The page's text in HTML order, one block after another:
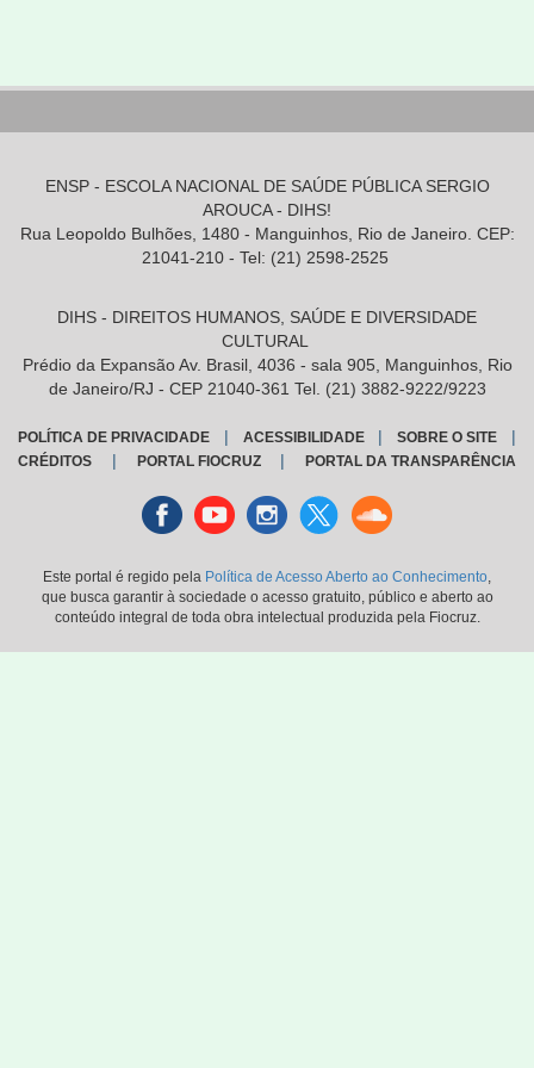
ENSP - ESCOLA NACIONAL DE SAÚDE PÚBLICA SERGIO
AROUCA - DIHS!
Rua Leopoldo Bulhões, 1480 - Manguinhos, Rio de Janeiro. CEP:
21041-210 - Tel: (21) 2598-2525
DIHS - DIREITOS HUMANOS, SAÚDE E DIVERSIDADE
CULTURAL
Prédio da Expansão Av. Brasil, 4036 - sala 905, Manguinhos, Rio
de Janeiro/RJ - CEP 21040-361 Tel. (21) 3882-9222/9223
POLÍTICA DE PRIVACIDADE | ACESSIBILIDADE | SOBRE O SITE |
CRÉDITOS | PORTAL FIOCRUZ | PORTAL DA TRANSPARÊNCIA
FacebookyoutubeinstagranTwitterSound
cloud
Este portal é regido pela Política de Acesso Aberto ao Conhecimento,
que busca garantir à sociedade o acesso gratuito, público e aberto ao
conteúdo integral de toda obra intelectual produzida pela Fiocruz.